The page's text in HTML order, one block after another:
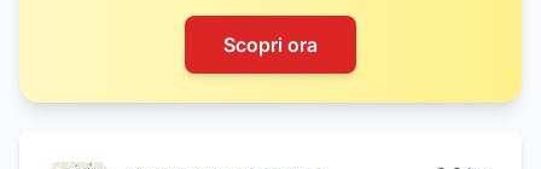
Scopri ora